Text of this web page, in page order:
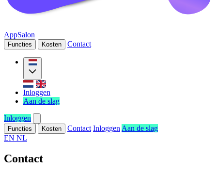
AppSalon
Functies Kosten Contact
Inloggen
Aan de slag
Inloggen
Functies Kosten Contact Inloggen Aan de slag
EN NL
Contact